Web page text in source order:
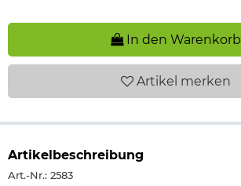
In den Warenkorb
Artikel merken
Artikelbeschreibung
Art.-Nr.: 2583